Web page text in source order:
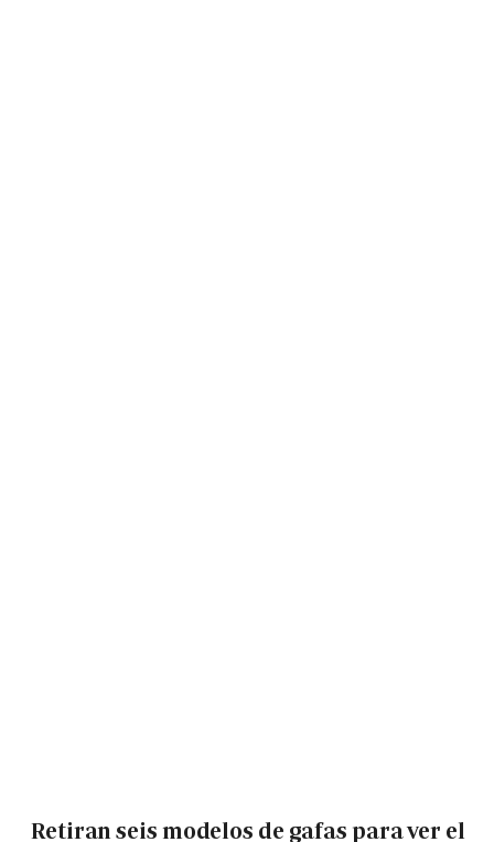
Retiran seis modelos de gafas para ver el